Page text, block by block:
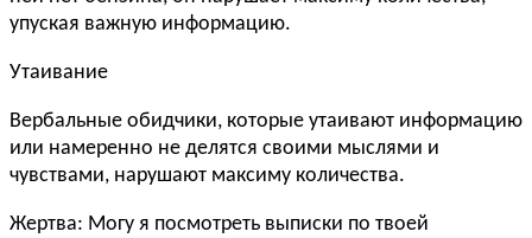
упуская важную информацию.
Утаивание
Вербальные обидчики, которые утаивают информацию
или намеренно не делятся своими мыслями и
чувствами, нарушают максиму количества.
Жертва: Могу я посмотреть выписки по твоей